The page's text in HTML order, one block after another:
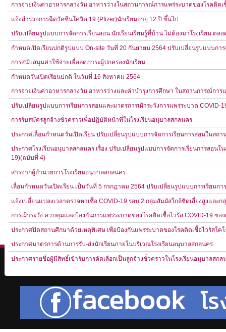
การจ่ายเงินค่าอาหารกลางวัน อาหารว่างในสถานการณ์การแพร่ระบาดของโรคติดเ
แจ้งสำรวจการฉีดวัคซีนโควิด 19 (Pfizer)นักเรียนอายุ 12 ปี ขึ้นไป
ปรับเปลี่ยนรูปแบบการจัดการเรียนสอน นักเรียนเรียนรู้ที่บ้าน ไม่ต้องมาโรงเรียน ตล
กำหนดเปิดเรียนปกติรูปแบบ On-site วันที่ 20 กันยายน 2564 ปรับเปลี่ยนรูปแบบการ
การสนับสนุนค่าใช้จ่ายเพื่อลดภาระผู้ปกครองนักเรียน
กำหนดวันเปิดเรียนปกติ ในวันที่ 16 สิงหาคม 2564
การจ่ายเงินค่าอาหารกลางวัน อาหารว่างและค่าบำรุงการศึกษา ในสถานการณ์การ
ปรับเปลี่ยนรูปแบบการเรียนการสอนและมาตรการเฝ้าระวังการแพร่ระบาด
การรับสมัครลูกจ้างชั่วคราวเพื่อปฏิบัติหน้าที่ในโรงเรียนอนุบาลสกลนคร
ประกาศเลื่อนกำหนดวันเปิดเรียน ปรับเปลี่ยนรูปแบบการจัดการเรียนการสอนในสถ
ประกาศโรงเรียนอนุบาลสกลนคร เรื่อง ปรับเปลี่ยนรูปแบบการจัดการเรียนการสอน
19)(ฉบับที่ 4)
สารจากผู้อำนวยการโรงเรียนอนุบาลสกลนคร
เลื่อนกำหนดวันเปิดเรียน เป็นวันที่ 5 กรกฎาคม 2564 ปรับเปลี่ยนรูปแบบการเรียนก
แจ้งเปลี่ยนแปลงเวลาตรวจหาเชื้อ COVID-19 รอบ 2 กลุ่มสัมผัสใกล้ชิดเสี่ยงสูงและ
การเฝ้าระวัง ควบคุมและป้องกันการแพร่ระบาดของโรคติดเชื้อไวรัส COVID-19 ข
ประกาศปิดสถานศึกษาด้วยเหตุพิเศษ เพื่อป้องกันแพร่ระบาดของโรคติดเชื้อไวรัสโค
ประกาศมาตรการด้านการรับ-ส่งนักเรียนภายในบริเวณโรงเรียนอนุบาลสกลนคร
ประกาศรายชื่อผู้มีสิทธิ์เข้ารับการคัดเลือกเป็นลูกจ้างชั่วคราวในโรงเรียนอนุบาลสกล